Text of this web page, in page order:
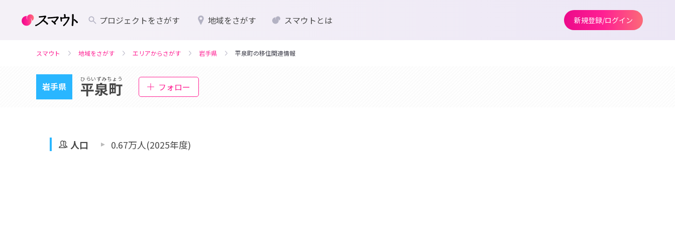
プロジェクトをさがす 地域をさがす スマウトとは 新規登録/ログイン
スマウト 地域をさがす エリアからさがす 岩手県 平泉町の移住関連情報
岩手県
ひらいずみちょう
平泉町 フォロー
人口 0.67万人(2025年度)